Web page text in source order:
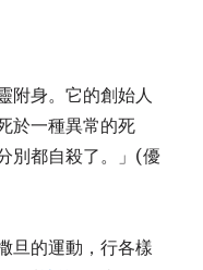
附身。它的創始人
於一種異常的死
別都自殺了。」(優
旦的運動，行各樣